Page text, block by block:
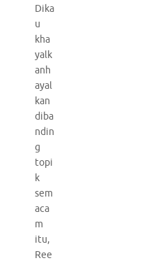
Dika
u
kha
yalk
anh
ayal
kan
diba
ndin
g
topi
k
sem
aca
m
itu,
Ree